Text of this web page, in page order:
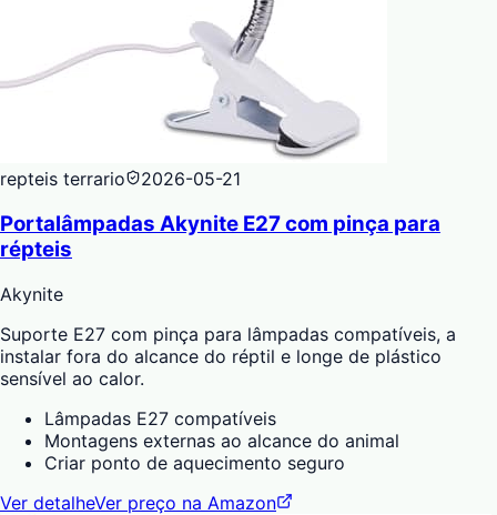
repteis terrario 2026-05-21
Portalâmpadas Akynite E27 com pinça para
répteis
Akynite
Suporte E27 com pinça para lâmpadas compatíveis, a
instalar fora do alcance do réptil e longe de plástico
sensível ao calor.
Lâmpadas E27 compatíveis
Montagens externas ao alcance do animal
Criar ponto de aquecimento seguro
Ver detalheVer preço na Amazon